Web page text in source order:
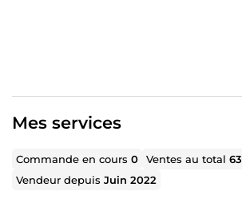
Mes services
Commande en cours0 Ventes au total63
Vendeur depuisJuin 2022